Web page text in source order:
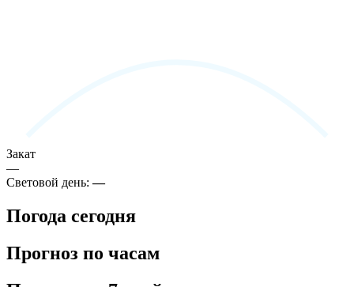
Закат
—
Световой день:—
Погода сегодня
Прогноз по часам